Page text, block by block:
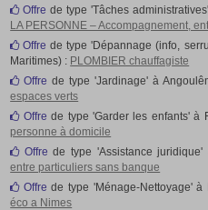
Offre de type 'Tâches
LA PERSONNE – Accompagnement,
Offre de type 'Dépannage (info,
Maritimes) : PLOMBIER chauffagiste
Offre de type 'Jardinage' à
espaces verts
Offre de type 'Garder les enfants' à
personne à domicile
Offre de type 'Assistance
entre particuliers sans banque
Offre de type 'Ménage-Nettoyage' à
éco a Nimes